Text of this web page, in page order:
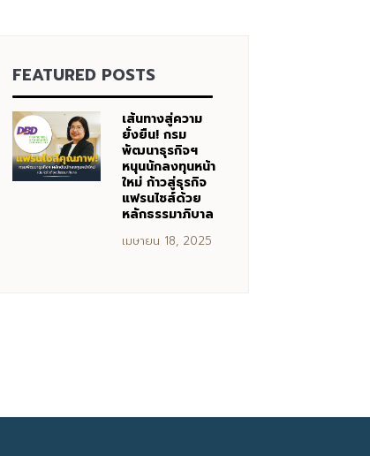
FEATURED POSTS
เส้นทางสู่ความ
ยั่งยืน! กรม
พัฒนาธุรกิจฯ
หนุนนักลงทุนหน้า
ใหม่ ก้าวสู่ธุรกิจ
แฟรนไชส์ด้วย
หลักธรรมาภิบาล
เมษายน 18, 2025